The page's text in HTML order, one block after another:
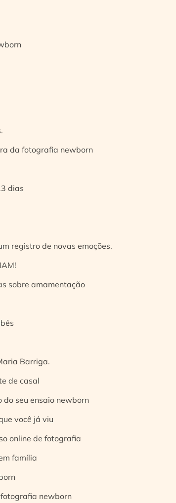
da fotografia newborn
dias
registro de novas emoções.
sobre amamentação
Barriga.
de casal
seu ensaio newborn
você já viu
online de fotografia
família
newborn